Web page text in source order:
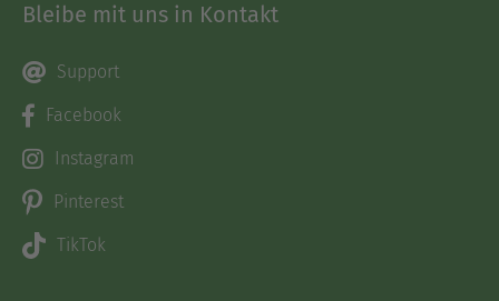
Bleibe mit uns in Kontakt
Support
Facebook
Instagram
Pinterest
TikTok